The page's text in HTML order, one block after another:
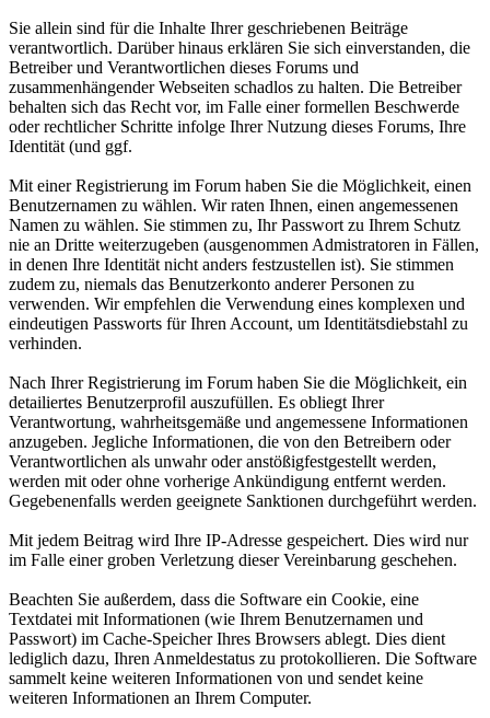
Sie allein sind für die Inhalte Ihrer geschriebenen Beiträge
verantwortlich. Darüber hinaus erklären Sie sich einverstanden, die
Betreiber und Verantwortlichen dieses Forums und
zusammenhängender Webseiten schadlos zu halten. Die Betreiber
behalten sich das Recht vor, im Falle einer formellen Beschwerde
oder rechtlicher Schritte infolge Ihrer Nutzung dieses Forums, Ihre
Identität (und ggf.
Mit einer Registrierung im Forum haben Sie die Möglichkeit, einen
Benutzernamen zu wählen. Wir raten Ihnen, einen angemessenen
Namen zu wählen. Sie stimmen zu, Ihr Passwort zu Ihrem Schutz
nie an Dritte weiterzugeben (ausgenommen Admistratoren in Fällen,
in denen Ihre Identität nicht anders festzustellen ist). Sie stimmen
zudem zu, niemals das Benutzerkonto anderer Personen zu
verwenden. Wir empfehlen die Verwendung eines komplexen und
eindeutigen Passworts für Ihren Account, um Identitätsdiebstahl zu
verhinden.
Nach Ihrer Registrierung im Forum haben Sie die Möglichkeit, ein
detailiertes Benutzerprofil auszufüllen. Es obliegt Ihrer
Verantwortung, wahrheitsgemäße und angemessene Informationen
anzugeben. Jegliche Informationen, die von den Betreibern oder
Verantwortlichen als unwahr oder anstößigfestgestellt werden,
werden mit oder ohne vorherige Ankündigung entfernt werden.
Gegebenenfalls werden geeignete Sanktionen durchgeführt werden.
Mit jedem Beitrag wird Ihre IP-Adresse gespeichert. Dies wird nur
im Falle einer groben Verletzung dieser Vereinbarung geschehen.
Beachten Sie außerdem, dass die Software ein Cookie, eine
Textdatei mit Informationen (wie Ihrem Benutzernamen und
Passwort) im Cache-Speicher Ihres Browsers ablegt. Dies dient
lediglich dazu, Ihren Anmeldestatus zu protokollieren. Die Software
sammelt keine weiteren Informationen von und sendet keine
weiteren Informationen an Ihrem Computer.